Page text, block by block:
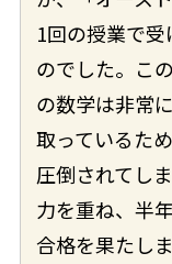
1回の授業で
のでした。こ
の数学は非常
取っているた
圧倒されてし
力を重ね、半
合格を果たし